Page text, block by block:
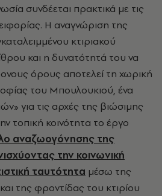
συνδέεται πρακτικά με τις
Η αναγνώριση της
κτιριακού
και η δυνατότητά του να
όρους αποτελεί τη χωρική
του Μπουλουκιού, ένα
για τις αρχές της βιώσιμης
τοπική κοινότητα το έργο
αναζωογόνησης της
την κοινωνική
ταυτότητα μέσω της
της φροντίδας του κτιρίου